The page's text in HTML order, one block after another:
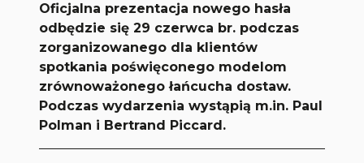
Oficjalna prezentacja nowego hasła
odbędzie się 29 czerwca br. podczas
zorganizowanego dla klientów
spotkania poświęconego modelom
zrównoważonego łańcucha dostaw.
Podczas wydarzenia wystąpią m.in. Paul
Polman i Bertrand Piccard.